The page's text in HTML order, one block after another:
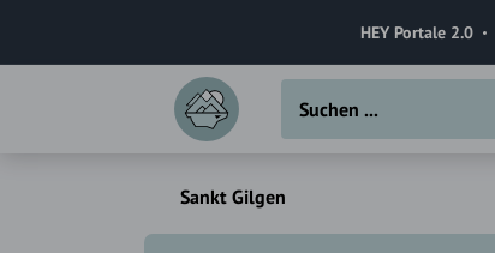
HEY Portale 2.0
Sankt Gilgen